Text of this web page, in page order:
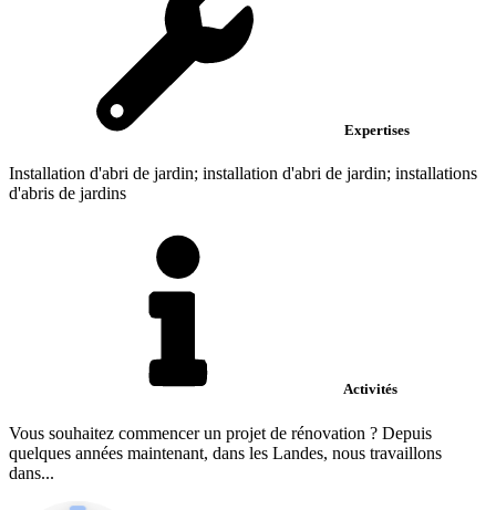
Expertises
Installation d'abri de jardin; installation d'abri de jardin; installations
d'abris de jardins
Activités
Vous souhaitez commencer un projet de rénovation ? Depuis
quelques années maintenant, dans les Landes, nous travaillons
dans...